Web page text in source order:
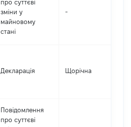
про суттєві
зміни y
майновому
стані
-
Декларація Щорічна
Повідомлення
про суттєві